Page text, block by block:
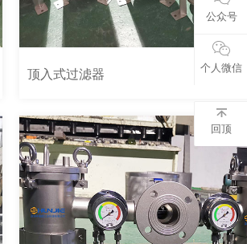
公众号
个人微信
回顶
顶入式过滤器